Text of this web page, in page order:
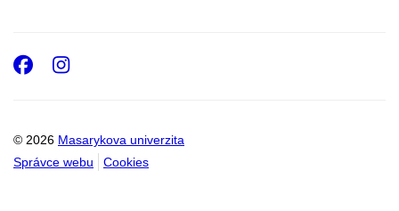
© 2026 Masarykova univerzita
Správce webu
Cookies
Facebook
Instagram